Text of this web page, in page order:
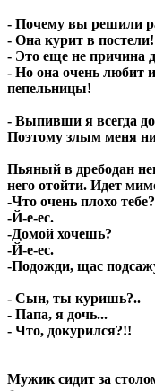
- Почему вы решили
- Она курит в постели!
- Это еще не причина
- Но она очень любит
пепельницы!
- Выпивши я всегда
Поэтому злым меня
Пьяный в дребодан
него отойти. Идет
-Что очень плохо тебе?
-Й-е-ес.
-Домой хочешь?
-Й-е-ес.
-Подожди, щас
- Сын, ты куришь?..
- Папа, я дочь...
- Что, докурился?!!
Мужик сидит за